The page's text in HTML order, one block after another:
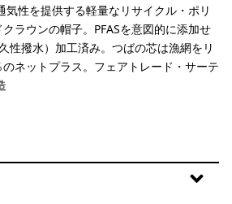
気性を提供する軽量なリサイクル・ポリ
ラウンの帽子。PFASを意図的に添加せ
性撥水）加工済み。つばの芯は漁網をリ
ネットプラス。フェアトレード・サーテ